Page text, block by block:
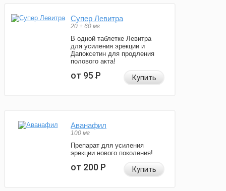
Супер Левитра
20 + 60 мг
В одной таблетке Левитра
для усиления эрекции и
Дапоксетин для продления
полового акта!
от 95Р Купить
Аванафил
100 мг
Препарат для усиления
эрекции нового поколения!
от 200Р Купить